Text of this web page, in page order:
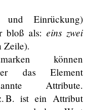
und Einrückung)
bloß als: einszwei
Zeile).
können
das Element
Attribute.
B. ist ein Attribut